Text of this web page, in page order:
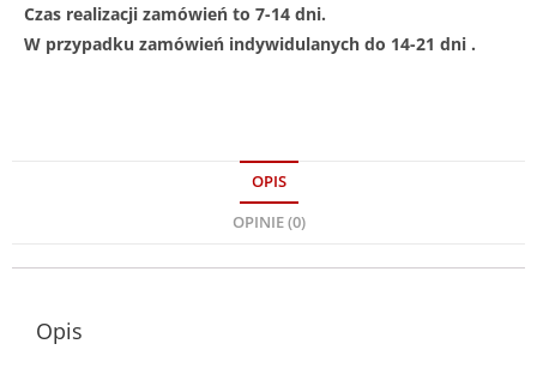
Czas realizacji zamówień to 7-14 dni.
W przypadku zamówień indywidulanych do 14-21 dni .
OPIS
OPINIE (0)
Opis